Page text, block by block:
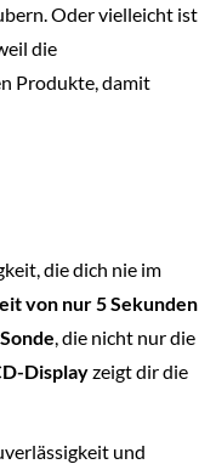
Oder vielleicht ist
die
Produkte, damit
die dich nie im
von nur 5 Sekunden
, die nicht nur die
Displayzeigt dir die
und